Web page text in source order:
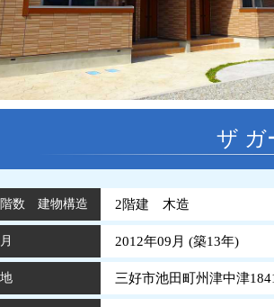
ザ ガ
数 建物構造 2階建 木造
2012年09月 (築13年)
三好市池田町州津中津